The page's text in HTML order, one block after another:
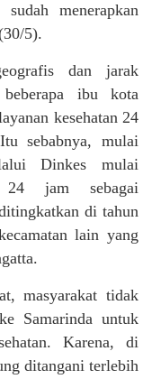
menerapkan
5).
dan jarak
ibu kota
kesehatan 24
sebabnya, mulai
Dinkes mulai
24 jam sebagai
di tahun
lain yang
masyarakat tidak
Samarinda untuk
Karena, di
ditangani terlebih